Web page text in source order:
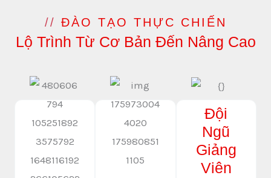
// ĐÀO TẠO THỰC CHIẾN
Lộ Trình Từ Cơ Bản Đến Nâng Cao
Đội
Ngũ
Giảng
Viên